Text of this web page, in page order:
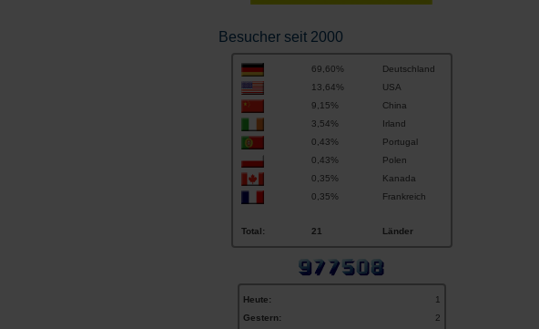
Besucher seit 2000
69,60%
Deutschland
13,64%
USA
9,15%
China
3,54%
Irland
0,43%
Portugal
0,43%
Polen
0,35%
Kanada
0,35%
Frankreich
Total: 21 Länder
Heute:
1
Gestern:
2